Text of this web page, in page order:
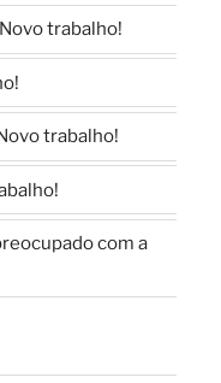
Novo trabalho!
trabalho!
com a